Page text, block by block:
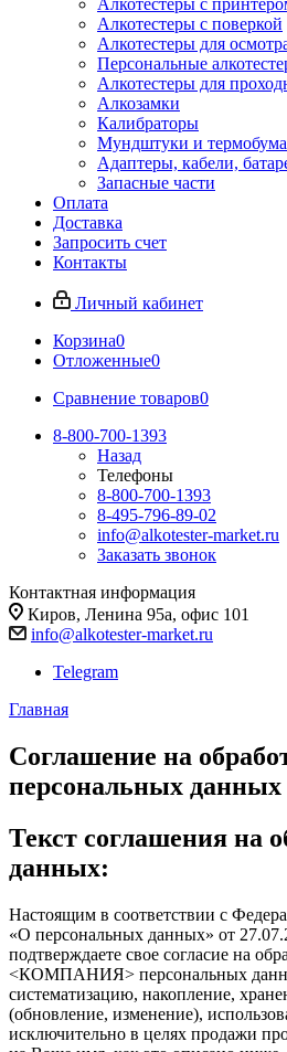
Алкотестеры с
Алкотестеры с поверкой
Алкотестеры для
Персональные
Алкотестеры для
Алкозамки
Калибраторы
Мундштуки и
Адаптеры, кабели,
Запасные части
Оплата
Доставка
Запросить счет
Контакты
Личный кабинет
Корзина0
Отложенные0
Сравнение товаров0
8-800-700-1393
Назад
Телефоны
8-800-700-1393
8-495-796-89-02
info@alkotester-market.ru
Заказать звонок
Контактная информация
Киров, Ленина 95а, офис 101
info@alkotester-market.ru
Telegram
Главная
Соглашение на
персональных данных
Текст соглашения на
данных:
Настоящим в соответствии с
«О персональных данных» от
подтверждаете свое согласие на
<КОМПАНИЯ> персональных
систематизацию, накопление,
(обновление, изменение),
исключительно в целях продажи